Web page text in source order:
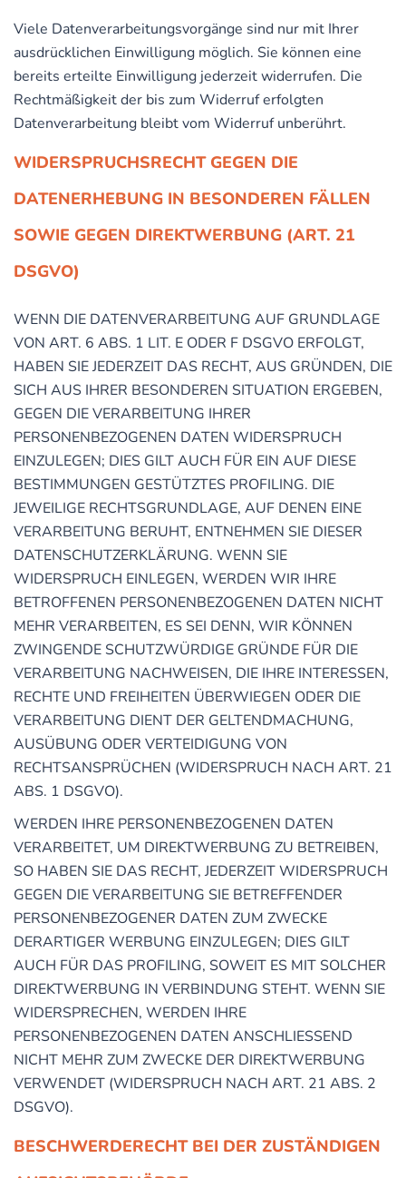
Viele Datenverarbeitungsvorgänge sind nur mit Ihrer
ausdrücklichen Einwilligung möglich. Sie können eine
bereits erteilte Einwilligung jederzeit widerrufen. Die
Rechtmäßigkeit der bis zum Widerruf erfolgten
Datenverarbeitung bleibt vom Widerruf unberührt.
WIDERSPRUCHSRECHT GEGEN DIE
DATENERHEBUNG IN BESONDEREN FÄLLEN
SOWIE GEGEN DIREKTWERBUNG (ART. 21
DSGVO)
WENN DIE DATENVERARBEITUNG AUF GRUNDLAGE
VON ART. 6 ABS. 1 LIT. E ODER F DSGVO ERFOLGT,
HABEN SIE JEDERZEIT DAS RECHT, AUS GRÜNDEN, DIE
SICH AUS IHRER BESONDEREN SITUATION ERGEBEN,
GEGEN DIE VERARBEITUNG IHRER
PERSONENBEZOGENEN DATEN WIDERSPRUCH
EINZULEGEN; DIES GILT AUCH FÜR EIN AUF DIESE
BESTIMMUNGEN GESTÜTZTES PROFILING. DIE
JEWEILIGE RECHTSGRUNDLAGE, AUF DENEN EINE
VERARBEITUNG BERUHT, ENTNEHMEN SIE DIESER
DATENSCHUTZERKLÄRUNG. WENN SIE
WIDERSPRUCH EINLEGEN, WERDEN WIR IHRE
BETROFFENEN PERSONENBEZOGENEN DATEN NICHT
MEHR VERARBEITEN, ES SEI DENN, WIR KÖNNEN
ZWINGENDE SCHUTZWÜRDIGE GRÜNDE FÜR DIE
VERARBEITUNG NACHWEISEN, DIE IHRE INTERESSEN,
RECHTE UND FREIHEITEN ÜBERWIEGEN ODER DIE
VERARBEITUNG DIENT DER GELTENDMACHUNG,
AUSÜBUNG ODER VERTEIDIGUNG VON
RECHTSANSPRÜCHEN (WIDERSPRUCH NACH ART. 21
ABS. 1 DSGVO).
WERDEN IHRE PERSONENBEZOGENEN DATEN
VERARBEITET, UM DIREKTWERBUNG ZU BETREIBEN,
SO HABEN SIE DAS RECHT, JEDERZEIT WIDERSPRUCH
GEGEN DIE VERARBEITUNG SIE BETREFFENDER
PERSONENBEZOGENER DATEN ZUM ZWECKE
DERARTIGER WERBUNG EINZULEGEN; DIES GILT
AUCH FÜR DAS PROFILING, SOWEIT ES MIT SOLCHER
DIREKTWERBUNG IN VERBINDUNG STEHT. WENN SIE
WIDERSPRECHEN, WERDEN IHRE
PERSONENBEZOGENEN DATEN ANSCHLIESSEND
NICHT MEHR ZUM ZWECKE DER DIREKTWERBUNG
VERWENDET (WIDERSPRUCH NACH ART. 21 ABS. 2
DSGVO).
BESCHWERDE­RECHT BEI DER ZUSTÄNDIGEN